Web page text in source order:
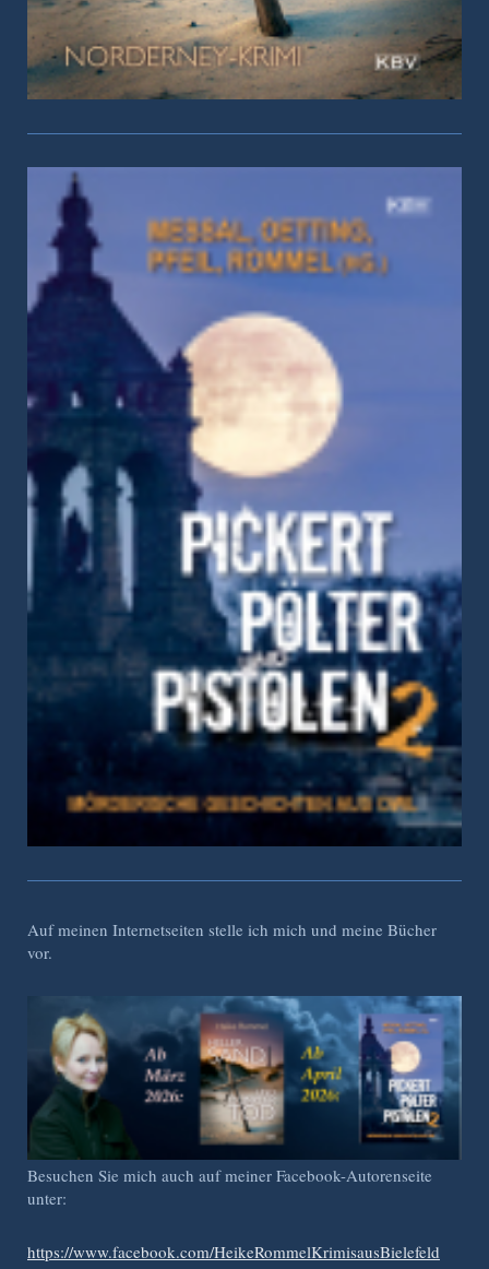
Auf meinen Internetseiten stelle ich mich und meine Bücher
vor.
Besuchen Sie mich auch auf meiner Facebook-Autorenseite
unter:
https://www.facebook.com/HeikeRommelKrimisausBielefeld